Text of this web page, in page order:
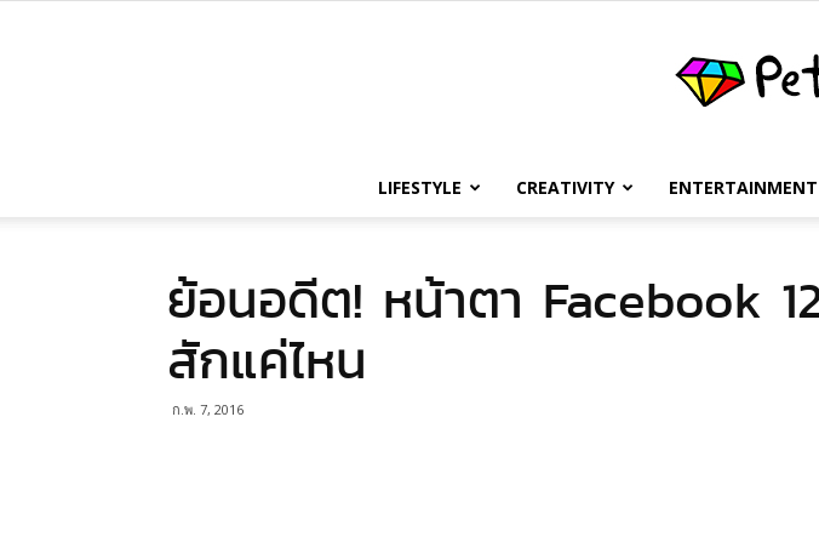
LIFESTYLE CREATIVITY ENTERTAINMENT
ย้อนอดีต! หน้าตา Facebook
สักแค่ไหน
ก.พ. 7, 2016